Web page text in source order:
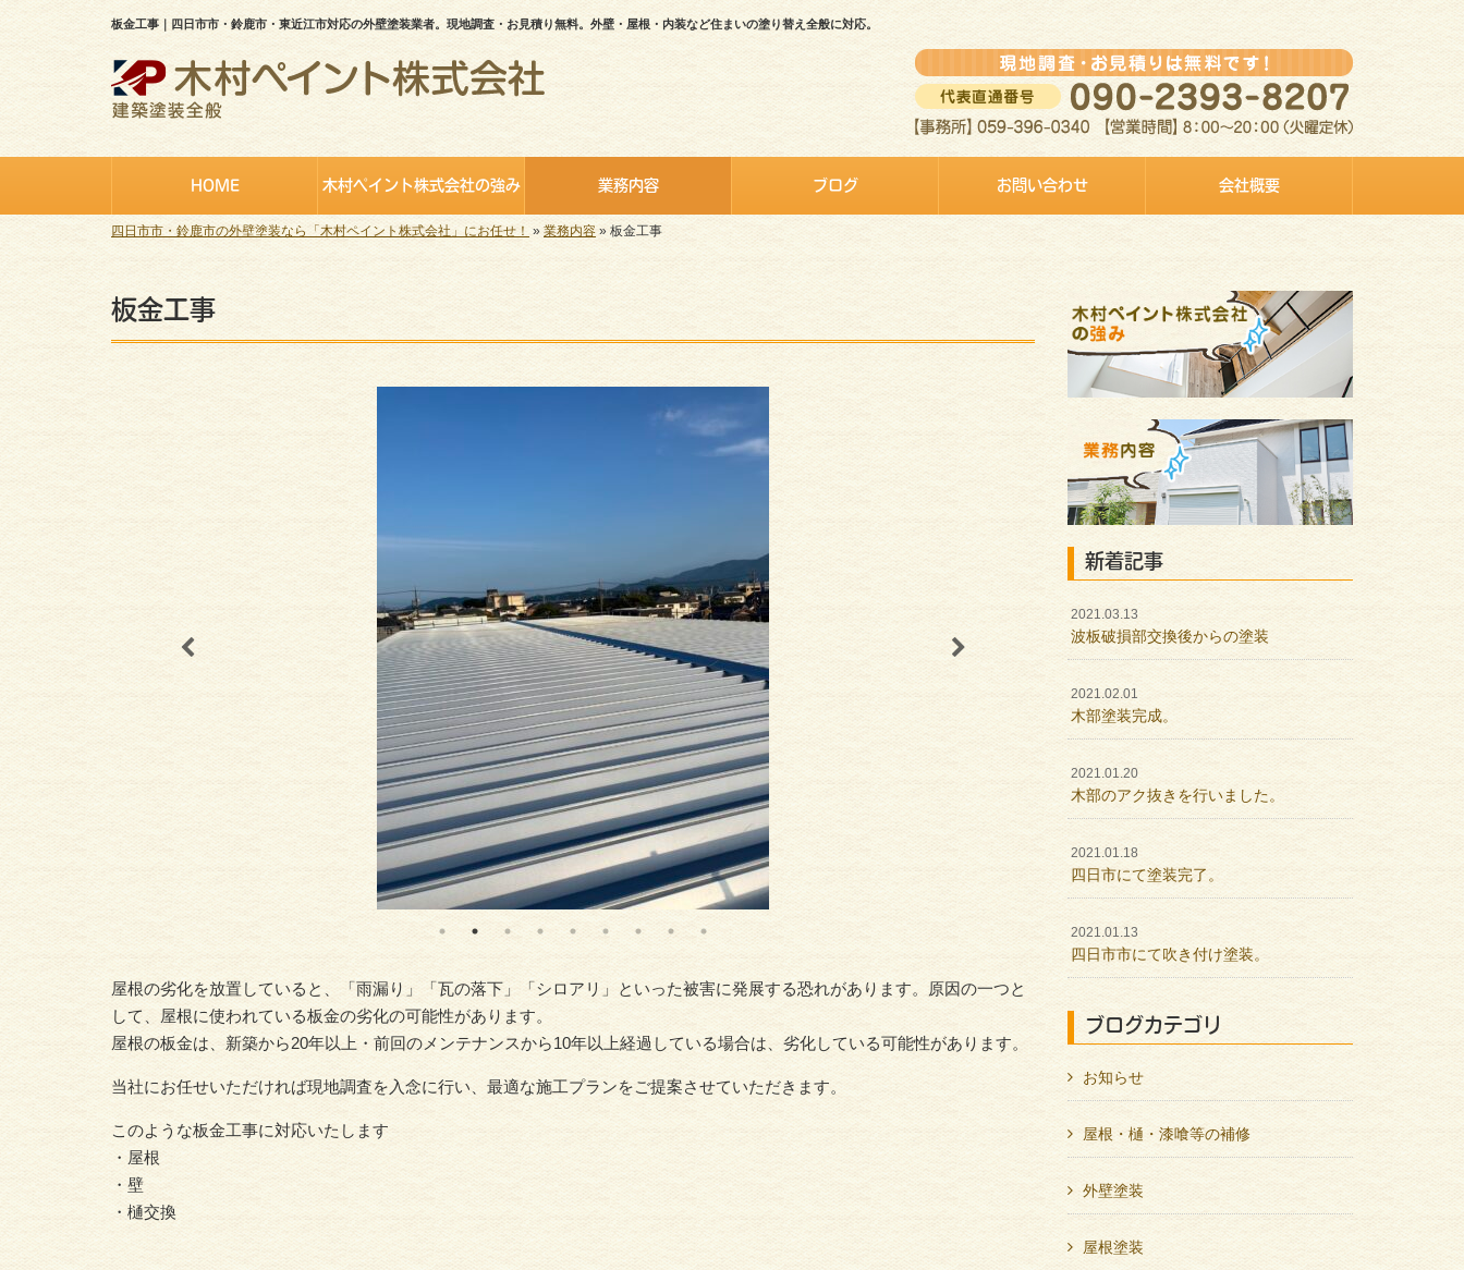
板金工事｜四日市市・鈴鹿市・東近江市対応の外壁塗装業者。現地調査・お見積り無料。外壁・屋根・内装など住まいの塗り替え全般に対応。
HOME 木村ペイント株式会社の強み 業務内容 ブログ お問い合わせ 会社概要
四日市市・鈴鹿市の外壁塗装なら「木村ペイント株式会社」にお任せ！ »業務内容» 板金工事
板金工事
屋根の劣化を放置していると、「雨漏り」「瓦の落下」「シロアリ」といった被害に発展する恐れがあります。原因の一つと
して、屋根に使われている板金の劣化の可能性があります。
屋根の板金は、新築から20年以上・前回のメンテナンスから10年以上経過している場合は、劣化している可能性があります。
当社にお任せいただければ現地調査を入念に行い、最適な施工プランをご提案させていただきます。
このような板金工事に対応いたします
・屋根
・壁
・樋交換
新着記事
2021.03.13
波板破損部交換後からの塗装
2021.02.01
木部塗装完成。
2021.01.20
木部のアク抜きを行いました。
2021.01.18
四日市にて塗装完了。
2021.01.13
四日市市にて吹き付け塗装。
ブログカテゴリ
お知らせ
屋根・樋・漆喰等の補修
外壁塗装
屋根塗装